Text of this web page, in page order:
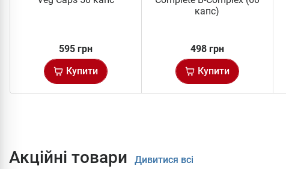
595 грн
Купити
капс)
498 грн
Купити
Акційні товари Дивитися всі